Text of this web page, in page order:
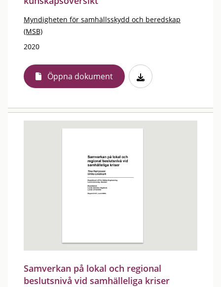
Myndigheten för samhällsskydd och beredskap
(MSB)
2020
Öppna dokument
Samverkan på lokal och regional
beslutsnivå vid samhälleliga kriser